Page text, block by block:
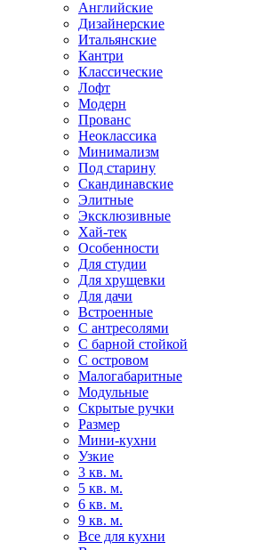
Английские
Дизайнерские
Итальянские
Кантри
Классические
Лофт
Модерн
Прованс
Неоклассика
Минимализм
Под старину
Скандинавские
Элитные
Эксклюзивные
Хай-тек
Особенности
Для студии
Для хрущевки
Для дачи
Встроенные
С антресолями
С барной стойкой
С островом
Малогабаритные
Модульные
Скрытые ручки
Размер
Мини-кухни
Узкие
3 кв. м.
5 кв. м.
6 кв. м.
9 кв. м.
Все для кухни